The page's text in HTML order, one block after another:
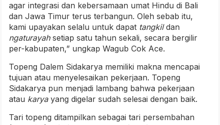
agar integrasi dan kebersamaan umat Hindu di Bali
dan Jawa Timur terus terbangun. Oleh sebab itu,
kami upayakan selalu untuk dapat tangkildan
ngaturayahsetiap satu tahun sekali, secara bergilir
per-kabupaten,” ungkap Wagub Cok Ace.
Topeng Dalem Sidakarya memiliki makna mencapai
tujuan atau menyelesaikan pekerjaan. Topeng
Sidakarya pun menjadi lambang bahwa pekerjaan
atau karyayang digelar sudah selesai dengan baik.
Tari topeng ditampilkan sebagai tari persembahan